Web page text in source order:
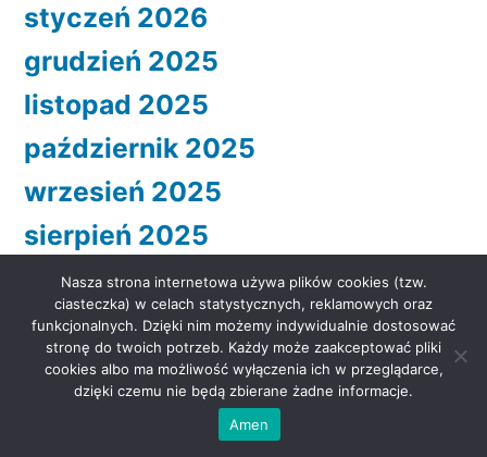
styczeń 2026
grudzień 2025
listopad 2025
październik 2025
wrzesień 2025
sierpień 2025
lipiec 2025
czerwiec 2025
maj 2025
kwiecień 2025
Nasza strona internetowa używa plików cookies (tzw.
ciasteczka) w celach statystycznych, reklamowych oraz
funkcjonalnych. Dzięki nim możemy indywidualnie dostosować
stronę do twoich potrzeb. Każdy może zaakceptować pliki
cookies albo ma możliwość wyłączenia ich w przeglądarce,
dzięki czemu nie będą zbierane żadne informacje.
Amen